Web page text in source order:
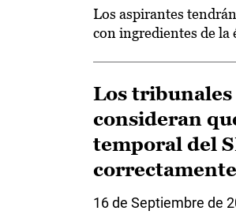
Los aspirantes
con ingredientes de la
Los
consideran
temporal del
16 de Septiembre de